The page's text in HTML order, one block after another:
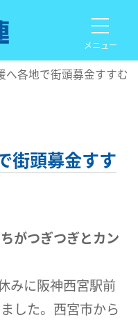
メニュー
へ各地で街頭募金すすむ
街頭募金すす
がつぎつぎとカン
みに阪神西宮駅前
した。西宮市から